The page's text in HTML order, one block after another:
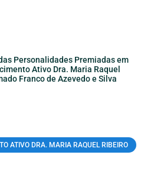
Personalidades Premiadas em
Ativo Dra. Maria Raquel
Franco de Azevedo e Silva
ATIVO DRA. MARIA RAQUEL RIBEIRO